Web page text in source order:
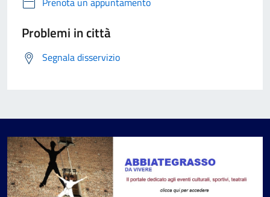
Problemi in città
Segnala disservizio